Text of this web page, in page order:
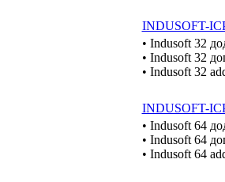
INDUSOFT-
• Indusoft 32
• Indusoft 32
• Indusoft 32
INDUSOFT-
• Indusoft 64
• Indusoft 64
• Indusoft 64